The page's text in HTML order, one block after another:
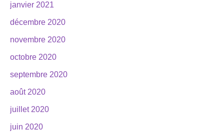
janvier 2021
décembre 2020
novembre 2020
octobre 2020
septembre 2020
août 2020
juillet 2020
juin 2020